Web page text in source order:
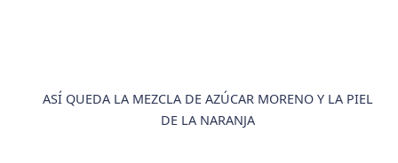
ASÍ QUEDA LA MEZCLA DE AZÚCAR MORENO Y LA PIEL
DE LA NARANJA